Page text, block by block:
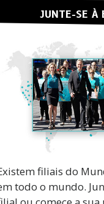
JUNTE-SE À
filiais do
todo o mundo.